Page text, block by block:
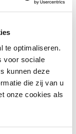
te optimaliseren.
voor sociale
kunnen deze
die zij van u
onze cookies als